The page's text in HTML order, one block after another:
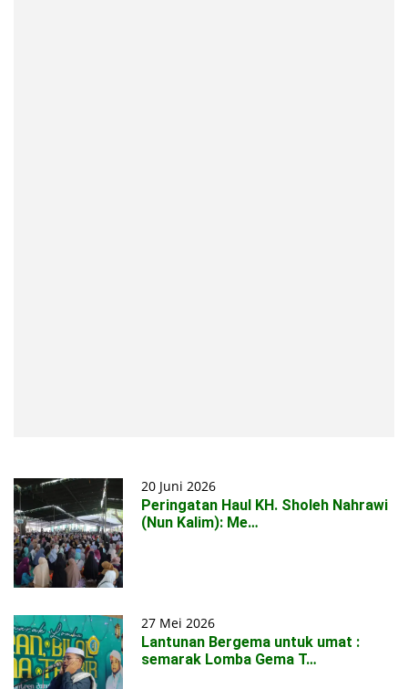
20 Juni 2026
Peringatan Haul KH. Sholeh Nahrawi
(Nun Kalim): Me…
27 Mei 2026
Lantunan Bergema untuk umat :
semarak Lomba Gema T…